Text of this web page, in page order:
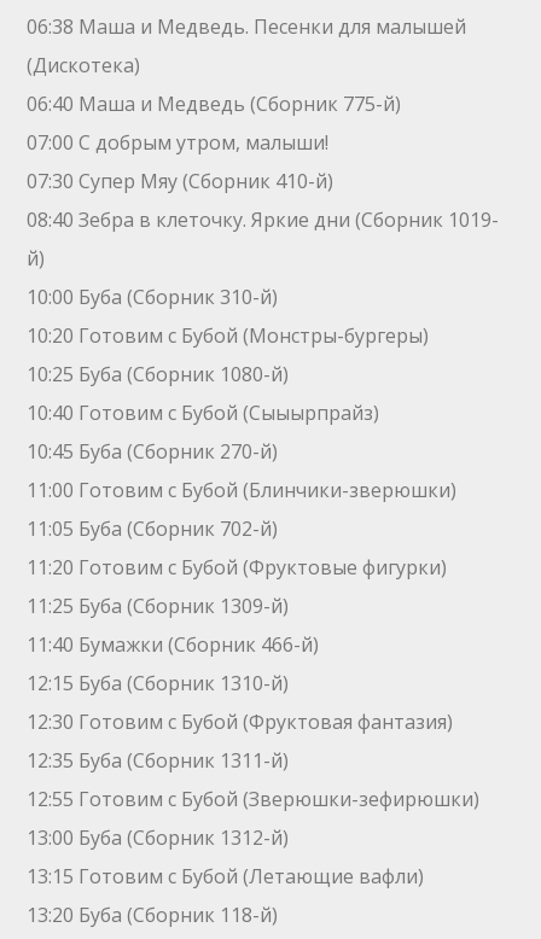
06:38 Маша и Медведь. Песенки для малышей
(Дискотека)
06:40 Маша и Медведь (Сборник 775-й)
07:00 С добрым утром, малыши!
07:30 Супер Мяу (Сборник 410-й)
08:40 Зебра в клеточку. Яркие дни (Сборник 1019-
й)
10:00 Буба (Сборник 310-й)
10:20 Готовим с Бубой (Монстры-бургеры)
10:25 Буба (Сборник 1080-й)
10:40 Готовим с Бубой (Сыыырпрайз)
10:45 Буба (Сборник 270-й)
11:00 Готовим с Бубой (Блинчики-зверюшки)
11:05 Буба (Сборник 702-й)
11:20 Готовим с Бубой (Фруктовые фигурки)
11:25 Буба (Сборник 1309-й)
11:40 Бумажки (Сборник 466-й)
12:15 Буба (Сборник 1310-й)
12:30 Готовим с Бубой (Фруктовая фантазия)
12:35 Буба (Сборник 1311-й)
12:55 Готовим с Бубой (Зверюшки-зефирюшки)
13:00 Буба (Сборник 1312-й)
13:15 Готовим с Бубой (Летающие вафли)
13:20 Буба (Сборник 118-й)